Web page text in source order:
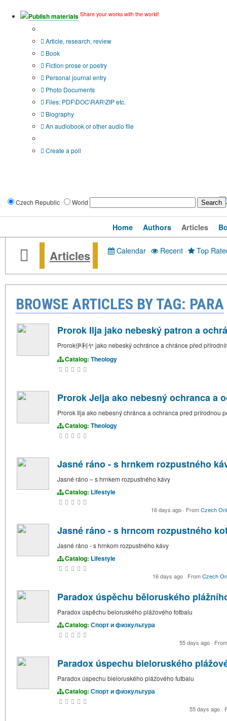
Publish materials Share your works with the world!
Article, research, review
Book
Fiction prose or poetry
Personal journal entry
Photo Documents
Files: PDF\DOC\RAR\ZIP etc.
Biography
An audiobook or other audio file
Create a poll
Czech Republic World
Home Authors Articles
Articles Calendar· Recent· Top
BROWSE ARTICLES BY TAG: PARA
Prorok Ilja jako nebeský patron a
Prorok伊利ヤ jako nebeský ochránce a chránce před
Catalog: Theology
Prorok Jelja ako nebesný ochranca a
Prorok Ilja ako nebesný chránca a ochranca pred prírodnou
Catalog: Theology
Jasné ráno - s hrnkem rozpustného
Jasné ráno – s hrnkem rozpustného kávy
Catalog: Lifestyle
16 days ago · FromCzech
Jasné ráno - s hrncom rozpustného
Jasné ráno - s hrnkom rozpustného kávy
Catalog: Lifestyle
16 days ago · FromCzech
Paradox úspěchu běloruského
Paradox úspěchu beloruského plážového fotbalu
Catalog: Спорт и физкультура
55 days ago ·
Paradox úspechu bieloruského
Paradox úspechu bieloruského plážového futbalu
Catalog: Спорт и физкультура
55 days ago ·